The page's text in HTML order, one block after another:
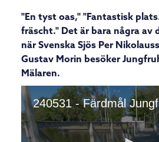
"En tyst oas," "Fantastisk
fräscht." Det är bara några av
när Svenska Sjös Per
Gustav Morin besöker
Mälaren.